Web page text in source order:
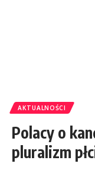
AKTUALNOŚCI
Polacy o
pluralizm